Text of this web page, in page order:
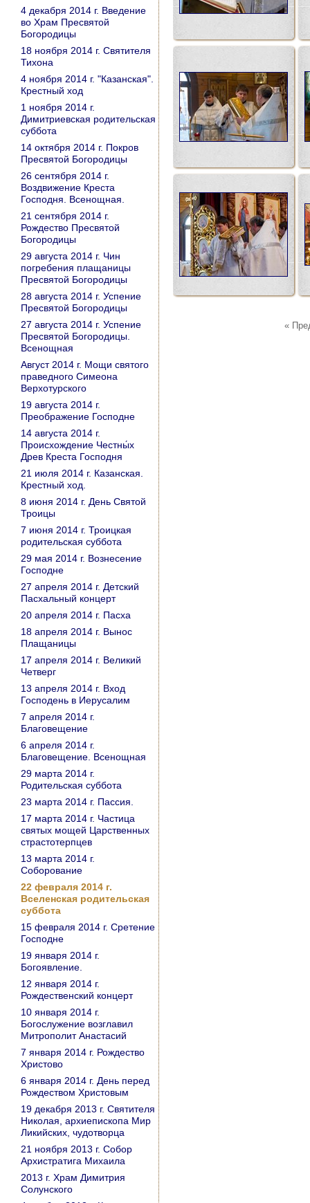
«
4 декабря 2014 г. Введение
во Храм Пресвятой
Богородицы
18 ноября 2014 г. Святителя
Тихона
4 ноября 2014 г. "Казанская".
Крестный ход
1 ноября 2014 г.
Димитриевская родительская
суббота
14 октября 2014 г. Покров
Пресвятой Богородицы
26 сентября 2014 г.
Воздвижение Креста
Господня. Всенощная.
21 сентября 2014 г.
Рождество Пресвятой
Богородицы
29 августа 2014 г. Чин
погребения плащаницы
Пресвятой Богородицы
28 августа 2014 г. Успение
Пресвятой Богородицы
27 августа 2014 г. Успение
Пресвятой Богородицы.
Всенощная
Август 2014 г. Мощи святого
праведного Симеона
Верхотурского
19 августа 2014 г.
Преображение Господне
14 августа 2014 г.
Происхождение Честны́х
Древ Креста Господня
21 июля 2014 г. Казанская.
Крестный ход.
8 июня 2014 г. День Святой
Троицы
7 июня 2014 г. Троицкая
родительская суббота
29 мая 2014 г. Вознесение
Господне
27 апреля 2014 г. Детский
Пасхальный концерт
20 апреля 2014 г. Пасха
18 апреля 2014 г. Вынос
Плащаницы
17 апреля 2014 г. Великий
Четверг
13 апреля 2014 г. Вход
Господень в Иерусалим
7 апреля 2014 г.
Благовещение
6 апреля 2014 г.
Благовещение. Всенощная
29 марта 2014 г.
Родительская суббота
23 марта 2014 г. Пассия.
17 марта 2014 г. Частица
святых мощей Царственных
страстотерпцев
13 марта 2014 г.
Соборование
22 февраля 2014 г.
Вселенская родительская
суббота
15 февраля 2014 г. Сретение
Господне
19 января 2014 г.
Богоявление.
12 января 2014 г.
Рождественский концерт
10 января 2014 г.
Богослужение возглавил
Митрополит Анастасий
7 января 2014 г. Рождество
Христово
6 января 2014 г. День перед
Рождеством Христовым
19 декабря 2013 г. Святителя
Николая, архиепископа Мир
Ликийских, чудотворца
21 ноября 2013 г. Собор
Архистратига Михаила
2013 г. Храм Димитрия
Солунского